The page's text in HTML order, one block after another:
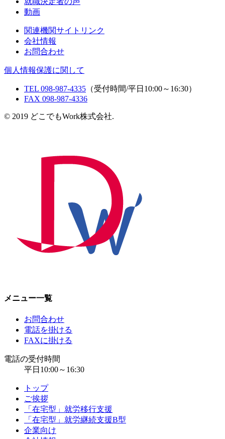
動画
関連機関サイトリンク
会社情報
お問合わせ
個人情報保護に関して
TEL 098-987-4335 （受付時間/平日10:00～16:30）
FAX 098-987-4336
© 2019 どこでもWork株式会社.
メニュー一覧
お問合わせ
電話を掛ける
FAXに掛ける
電話の受付時間
平日10:00～16:30
トップ
ご挨拶
「在宅型」就労移行支援
「在宅型」就労継続支援B型
企業向け